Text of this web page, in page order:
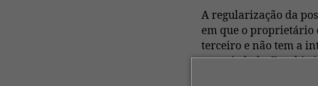
A regularização da
em que o proprietário
terceiro e não tem a
propriedade. Esta